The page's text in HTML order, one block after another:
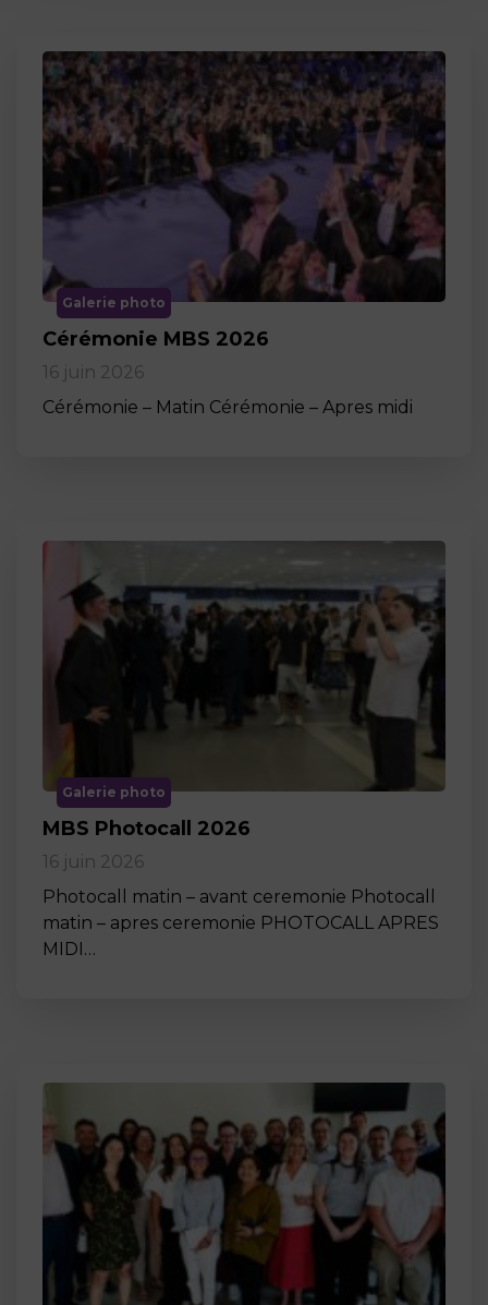
Galerie photo
Cérémonie MBS 2026
16 juin 2026
Cérémonie – Matin Cérémonie – Apres midi
Galerie photo
MBS Photocall 2026
16 juin 2026
Photocall matin – avant ceremonie Photocall
matin – apres ceremonie PHOTOCALL APRES
MIDI…